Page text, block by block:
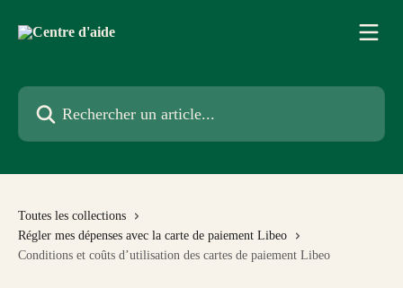
Rechercher un article...
Toutes les collections
Régler mes dépenses avec la carte de paiement Libeo
Conditions et coûts d’utilisation des cartes de paiement Libeo